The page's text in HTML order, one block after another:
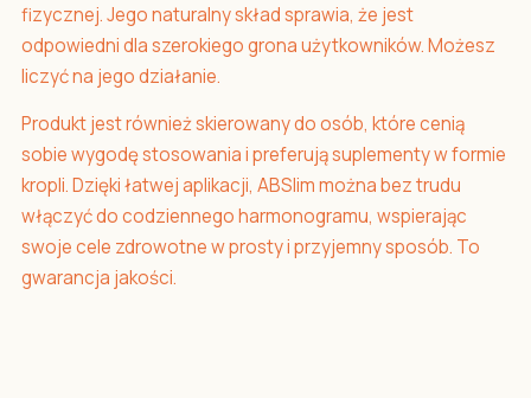
fizycznej. Jego naturalny skład sprawia, że jest
odpowiedni dla szerokiego grona użytkowników. Możesz
liczyć na jego działanie.
Produkt jest również skierowany do osób, które cenią
sobie wygodę stosowania i preferują suplementy w formie
kropli. Dzięki łatwej aplikacji, ABSlim można bez trudu
włączyć do codziennego harmonogramu, wspierając
swoje cele zdrowotne w prosty i przyjemny sposób. To
gwarancja jakości.